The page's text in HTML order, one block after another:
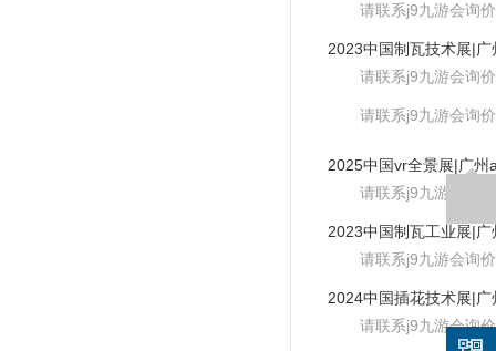
请联系j9九游会询价
请联系j9九游会询价
请联系j9九游会询价
请联系j9九游会询价
请联系j9九游会询价
请联系j9九游会询价